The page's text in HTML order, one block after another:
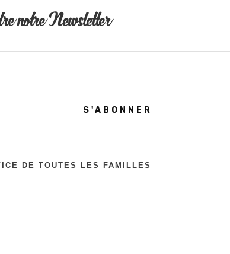
notre Newsletter
S'ABONNER
DE TOUTES LES FAMILLES